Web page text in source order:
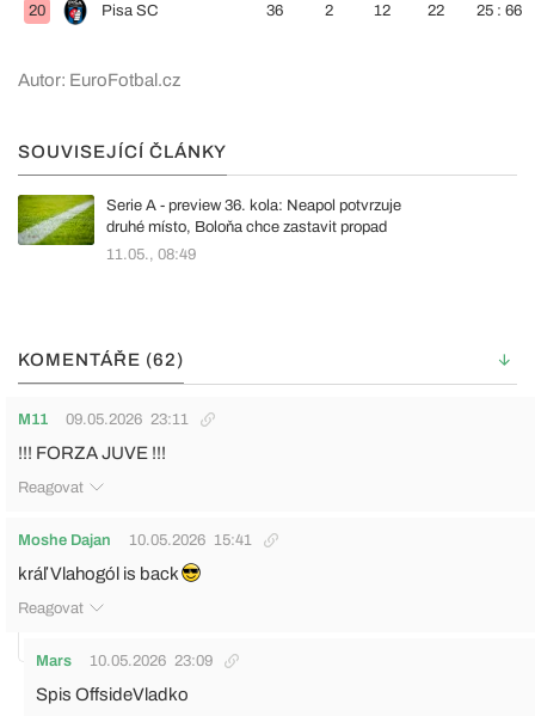
20 Pisa SC 36 2 12 22 25 : 66
Autor: EuroFotbal.cz
SOUVISEJÍCÍ ČLÁNKY
Serie A - preview 36. kola: Neapol potvrzuje
druhé místo, Boloňa chce zastavit propad
11.05., 08:49
KOMENTÁŘE (62)
M11 09.05.2026 23:11
!!! FORZA JUVE !!!
Reagovat
Moshe Dajan 10.05.2026 15:41
kráľ Vlahogól is back
Reagovat
Mars 10.05.2026 23:09
Spis OffsideVladko